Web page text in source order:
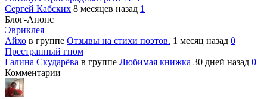
Сергей Кабских 8 месяцев назад 1
Блог-Анонс
Эвриклея
Айхо в группе Отзывы на стихи поэтов. 1 месяц назад 0
Престранный гном
Галина Скударёва в группе Любимая книжка 30 дней назад 0
Комментарии